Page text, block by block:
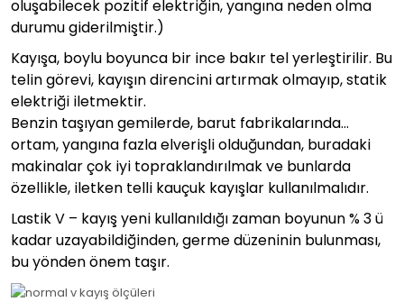
oluşabilecek pozitif elektriğin, yangına neden olma
durumu giderilmiştir.)
Kayışa, boylu boyunca bir ince bakır tel yerleştirilir. Bu
telin görevi, kayışın direncini artırmak olmayıp, statik
elektriği iletmektir.
Benzin taşıyan gemilerde, barut fabrikalarında…
ortam, yangına fazla elverişli olduğundan, buradaki
makinalar çok iyi topraklandırılmak ve bunlarda
özellikle, iletken telli kauçuk kayışlar kullanılmalıdır.
Lastik V – kayış yeni kullanıldığı zaman boyunun % 3 ü
kadar uzayabildiğinden, germe düzeninin bulunması,
bu yönden önem taşır.